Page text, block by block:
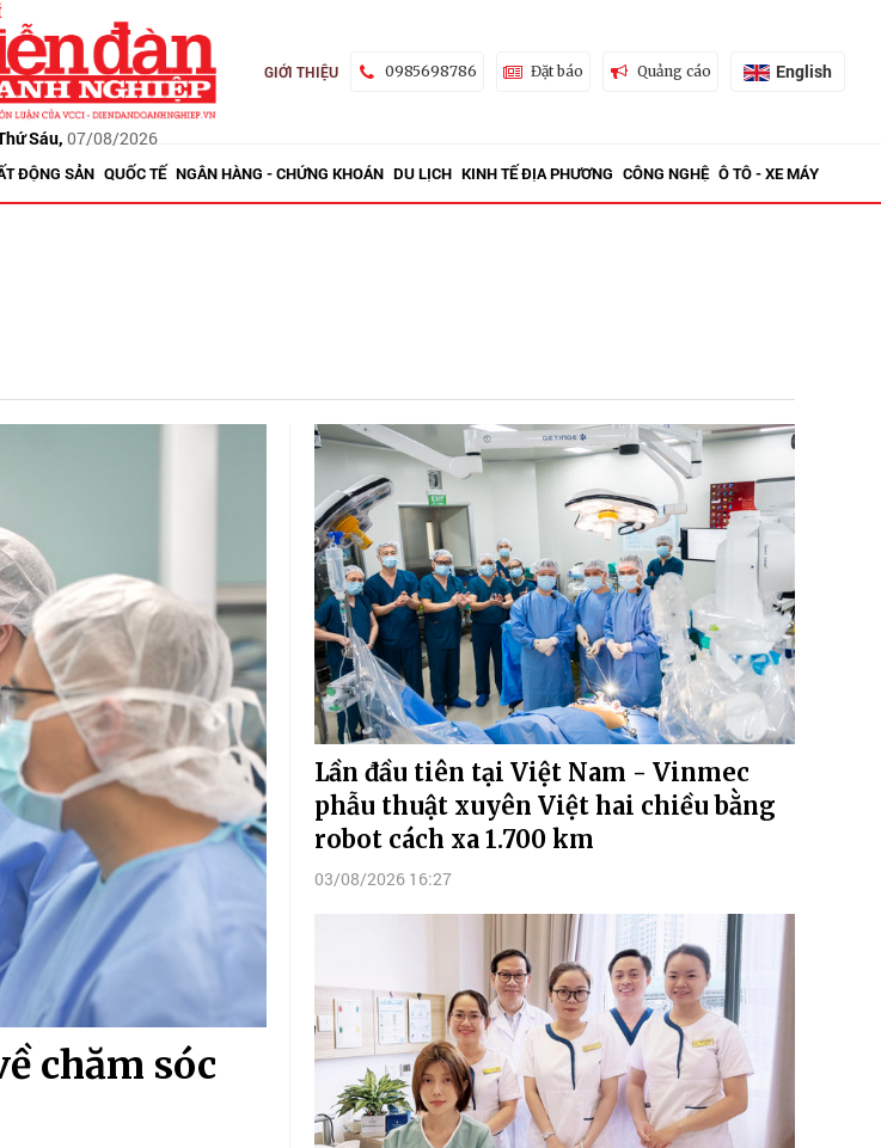
Sáu, 07/08/2026
GIỚI THIỆU 0985698786 Đặt báo Quảng cáo English
ĐỘNG SẢN QUỐC TẾ NGÂN HÀNG - CHỨNG KHOÁN DU LỊCH KINH TẾ ĐỊA PHƯƠNG CÔNG NGHỆ Ô TÔ - XE MÁY
chăm sóc
Lần đầu tiên tại Việt Nam - Vinmec
phẫu thuật xuyên Việt hai chiều bằng
robot cách xa 1.700 km
03/08/2026 16:27